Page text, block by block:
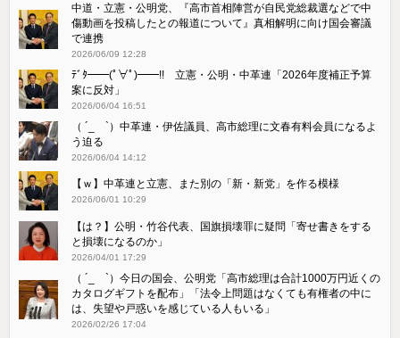
中道・立憲・公明党、『高市首相陣営が自民党総裁選などで中
傷動画を投稿したとの報道について』真相解明に向け国会審議
で連携
2026/06/09 12:28
ﾃﾞﾀ━━(ﾟ∀ﾟ)━━!! 立憲・公明・中革連「2026年度補正予算
案に反対」
2026/06/04 16:51
（ ´_ゝ`）中革連・伊佐議員、高市総理に文春有料会員になるよ
う迫る
2026/06/04 14:12
【ｗ】中革連と立憲、また別の「新・新党」を作る模様
2026/06/01 10:29
【は？】公明・竹谷代表、国旗損壊罪に疑問「寄せ書きをする
と損壊になるのか」
2026/04/01 17:29
（ ´_ゝ`）今日の国会、公明党「高市総理は合計1000万円近くの
カタログギフトを配布」「法令上問題はなくても有権者の中に
は、失望や戸惑いを感じている人もいる」
2026/02/26 17:04